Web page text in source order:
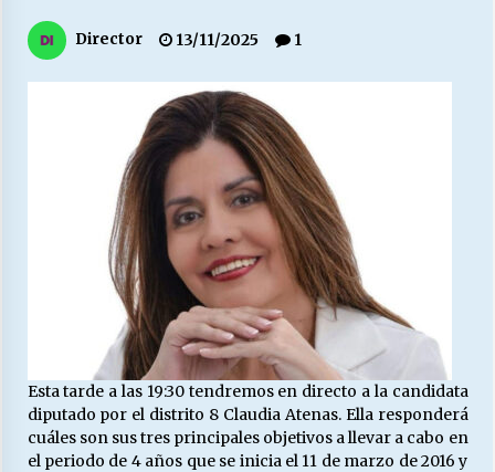
LABORAL:
Escuela hospitalaria El Carmen de Maipu.
25/06/2026
¿Qué habrían dicho?
23/06/2026
VOLVER A SER ALTERNATIVA
16/06/2026
MUNICIPALIDADES, HONORARIOS, DESPIDOS
28/05/2026
Director 13/11/2025 1
Esta tarde a las 19:30 tendremos en directo a la candidata
diputado por el distrito 8 Claudia Atenas. Ella responderá
cuáles son sus tres principales objetivos a llevar a cabo en
el periodo de 4 años que se inicia el 11 de marzo de 2016 y